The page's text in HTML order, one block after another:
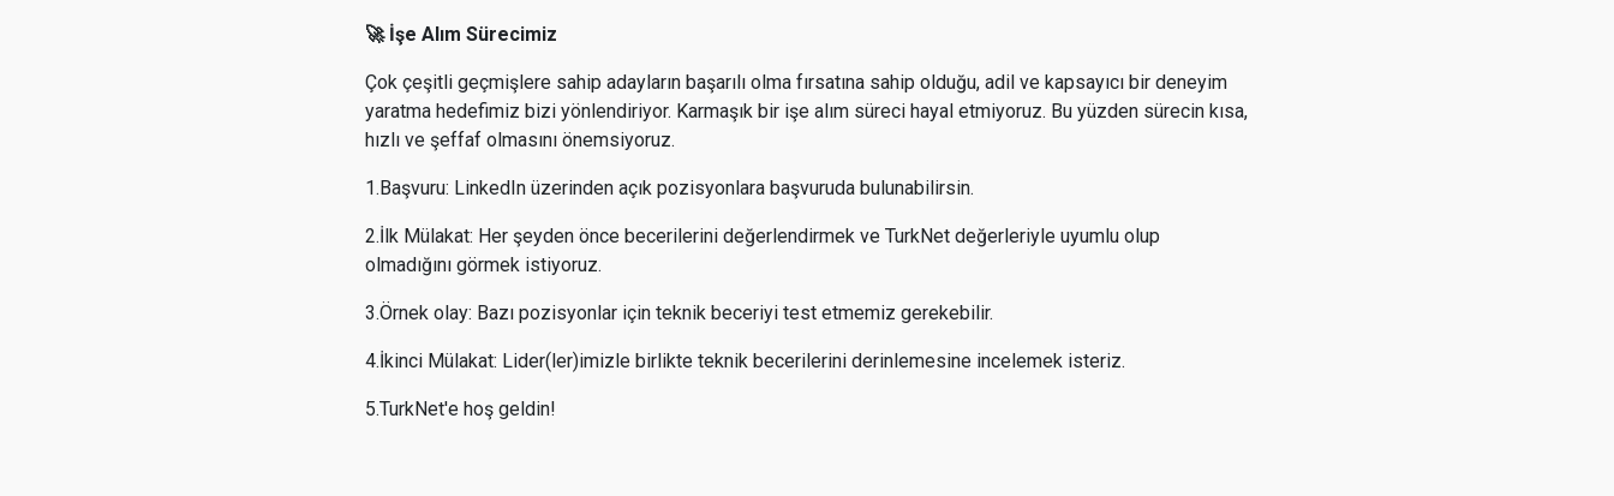
🚀 İşe Alım Sürecimiz
Çok çeşitli geçmişlere sahip adayların başarılı olma fırsatına sahip olduğu, adil ve kapsayıcı bir deneyim
yaratma hedefimiz bizi yönlendiriyor. Karmaşık bir işe alım süreci hayal etmiyoruz. Bu yüzden sürecin kısa,
hızlı ve şeffaf olmasını önemsiyoruz.
1.Başvuru: LinkedIn üzerinden açık pozisyonlara başvuruda bulunabilirsin.
2.İlk Mülakat: Her şeyden önce becerilerini değerlendirmek ve TurkNet değerleriyle uyumlu olup
olmadığını görmek istiyoruz.
3.Örnek olay: Bazı pozisyonlar için teknik beceriyi test etmemiz gerekebilir.
4.İkinci Mülakat: Lider(ler)imizle birlikte teknik becerilerini derinlemesine incelemek isteriz.
5.TurkNet'e hoş geldin!